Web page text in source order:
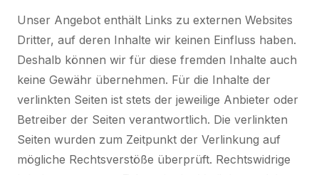
Unser Angebot enthält Links zu externen Websites
Dritter, auf deren Inhalte wir keinen Einfluss haben.
Deshalb können wir für diese fremden Inhalte auch
keine Gewähr übernehmen. Für die Inhalte der
verlinkten Seiten ist stets der jeweilige Anbieter oder
Betreiber der Seiten verantwortlich. Die verlinkten
Seiten wurden zum Zeitpunkt der Verlinkung auf
mögliche Rechtsverstöße überprüft. Rechtswidrige